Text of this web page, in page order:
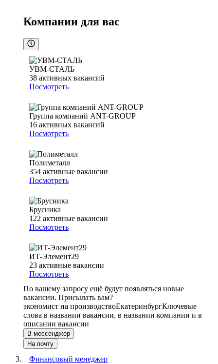
Компании для вас
УВМ-СТАЛЬ
38 активных вакансий
Посмотреть
Группа компаний ANT-GROUP
16 активных вакансий
Посмотреть
Полиметалл
354 активные вакансии
Посмотреть
Брусника
122 активные вакансии
Посмотреть
ИТ-Элемент29
23 активные вакансии
Посмотреть
По вашему запросу ещё будут появляться новые
вакансии. Присылать вам?
экономист на производствоЕкатеринбургКлючевые
слова в названии вакансии, в названии компании и в
описании вакансии
В мессенджер
На почту
Финансовый менеджер